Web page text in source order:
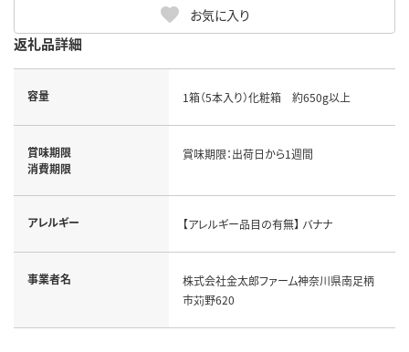
お気に入り
返礼品詳細
容量 1箱（5本入り）化粧箱 約650g以上
賞味期限
消費期限
賞味期限：出荷日から1週間
アレルギー 【アレルギー品目の有無】 バナナ
事業者名
株式会社金太郎ファーム神奈川県南足柄
市苅野620